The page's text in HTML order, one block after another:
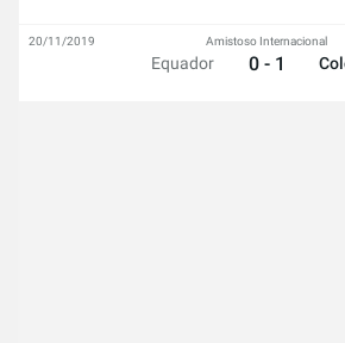
Equador
Amistoso Internacional
0 - 1
20/11/2019